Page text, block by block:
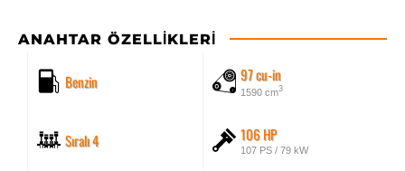
ANAHTAR ÖZELLIKLERI
Benzin 97 cu-in
1590 cm3
Sıralı 4 106 HP
107 PS / 79 kW